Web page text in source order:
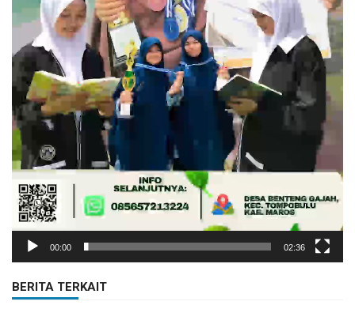
00:00 02:36
BERITA TERKAIT